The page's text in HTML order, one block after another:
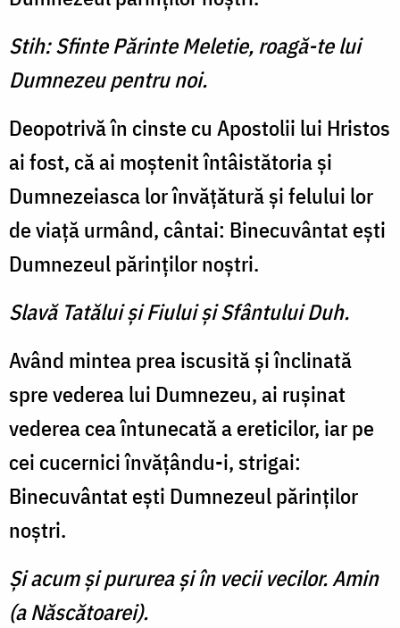
Stih: Sfinte Părinte Meletie, roagă-te lui
Dumnezeu pentru noi.
Deopotrivă în cinste cu Apostolii lui Hristos
ai fost, că ai moştenit întâistătoria şi
Dumnezeiasca lor învăţătură şi felului lor
de viaţă urmând, cântai: Binecuvântat eşti
Dumnezeul părinţilor noştri.
Slavă Tatălui şi Fiului şi Sfântului Duh.
Având mintea prea iscusită şi înclinată
spre vederea lui Dumnezeu, ai ruşinat
vederea cea întunecată a ereticilor, iar pe
cei cucernici învăţându-i, strigai:
Binecuvântat eşti Dumnezeul părinţilor
noştri.
Şi acum şi pururea şi în vecii vecilor. Amin
(a Născătoarei).